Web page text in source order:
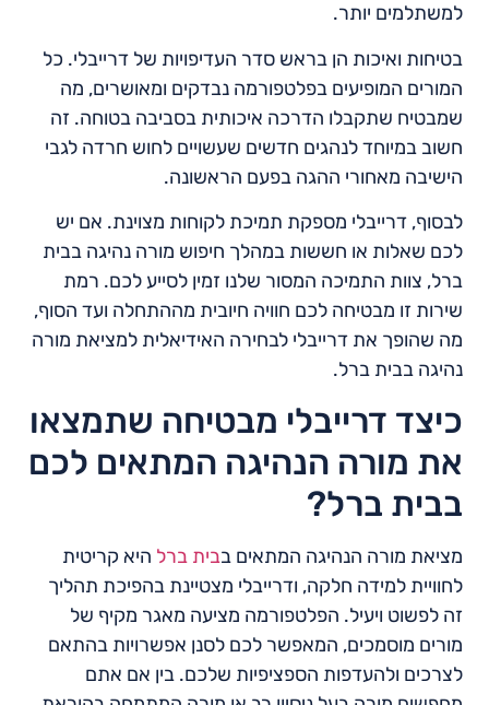
למשתלמים יותר.
בטיחות ואיכות הן בראש סדר העדיפויות של דרייבלי. כל
המורים המופיעים בפלטפורמה נבדקים ומאושרים, מה
שמבטיח שתקבלו הדרכה איכותית בסביבה בטוחה. זה
חשוב במיוחד לנהגים חדשים שעשויים לחוש חרדה לגבי
הישיבה מאחורי ההגה בפעם הראשונה.
לבסוף, דרייבלי מספקת תמיכת לקוחות מצוינת. אם יש
לכם שאלות או חששות במהלך חיפוש מורה נהיגה בבית
ברל, צוות התמיכה המסור שלנו זמין לסייע לכם. רמת
שירות זו מבטיחה לכם חוויה חיובית מההתחלה ועד הסוף,
מה שהופך את דרייבלי לבחירה האידיאלית למציאת מורה
נהיגה בבית ברל.
כיצד דרייבלי מבטיחה שתמצאו
את מורה הנהיגה המתאים לכם
בבית ברל?
מציאת מורה הנהיגה המתאים בבית ברל היא קריטית
לחוויית למידה חלקה, ודרייבלי מצטיינת בהפיכת תהליך
זה לפשוט ויעיל. הפלטפורמה מציעה מאגר מקיף של
מורים מוסמכים, המאפשר לכם לסנן אפשרויות בהתאם
לצרכים ולהעדפות הספציפיות שלכם. בין אם אתם